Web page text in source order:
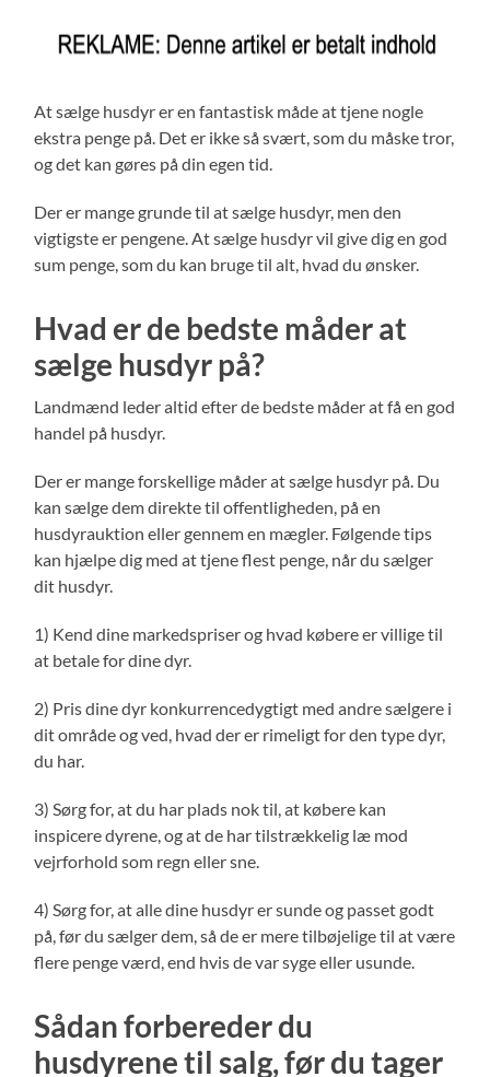
At sælge husdyr er en fantastisk måde at tjene nogle
ekstra penge på. Det er ikke så svært, som du måske tror,
og det kan gøres på din egen tid.
Der er mange grunde til at sælge husdyr, men den
vigtigste er pengene. At sælge husdyr vil give dig en god
sum penge, som du kan bruge til alt, hvad du ønsker.
Hvad er de bedste måder at
sælge husdyr på?
Landmænd leder altid efter de bedste måder at få en god
handel på husdyr.
Der er mange forskellige måder at sælge husdyr på. Du
kan sælge dem direkte til offentligheden, på en
husdyrauktion eller gennem en mægler. Følgende tips
kan hjælpe dig med at tjene flest penge, når du sælger
dit husdyr.
1) Kend dine markedspriser og hvad købere er villige til
at betale for dine dyr.
2) Pris dine dyr konkurrencedygtigt med andre sælgere i
dit område og ved, hvad der er rimeligt for den type dyr,
du har.
3) Sørg for, at du har plads nok til, at købere kan
inspicere dyrene, og at de har tilstrækkelig læ mod
vejrforhold som regn eller sne.
4) Sørg for, at alle dine husdyr er sunde og passet godt
på, før du sælger dem, så de er mere tilbøjelige til at være
flere penge værd, end hvis de var syge eller usunde.
Sådan forbereder du
husdyrene til salg, før du tager